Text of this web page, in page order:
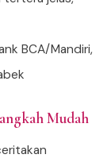
BCA/Mandiri,
Mudah